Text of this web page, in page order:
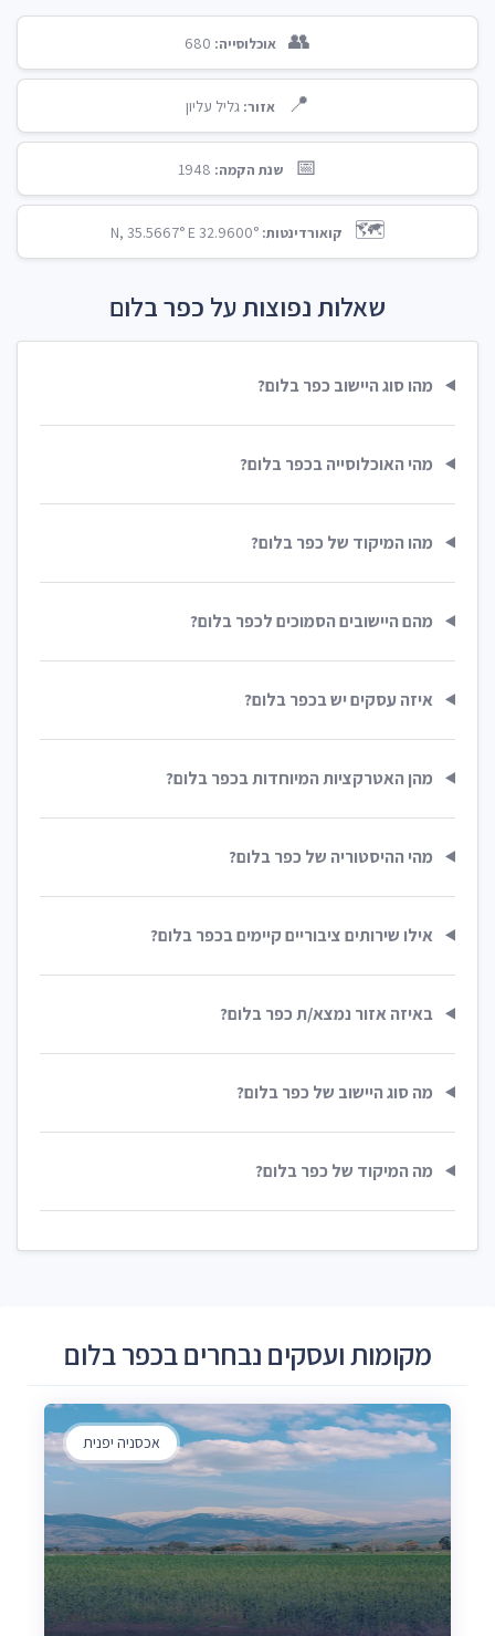
👥 אוכלוסייה: 680
📍 אזור: גליל עליון
📅 שנת הקמה: 1948
🗺️ קואורדינטות: 32.9600° N, 35.5667° E
שאלות נפוצות על כפר בלום
מהו סוג היישוב כפר בלום?
מהי האוכלוסייה בכפר בלום?
מהו המיקוד של כפר בלום?
מהם היישובים הסמוכים לכפר בלום?
איזה עסקים יש בכפר בלום?
מהן האטרקציות המיוחדות בכפר בלום?
מהי ההיסטוריה של כפר בלום?
אילו שירותים ציבוריים קיימים בכפר בלום?
באיזה אזור נמצא/ת כפר בלום?
מה סוג היישוב של כפר בלום?
מה המיקוד של כפר בלום?
מקומות ועסקים נבחרים בכפר בלום
אכסניה יפנית